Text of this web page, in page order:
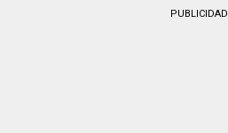
PUBLICIDAD